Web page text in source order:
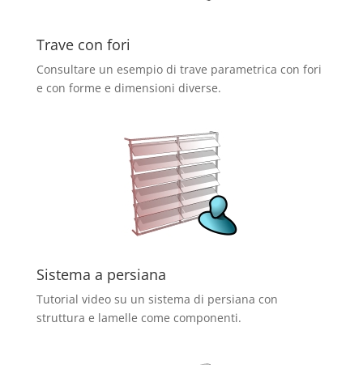
Trave con fori
Consultare un esempio di trave parametrica con fori
e con forme e dimensioni diverse.
Sistema a persiana
Tutorial video su un sistema di persiana con
struttura e lamelle come componenti.